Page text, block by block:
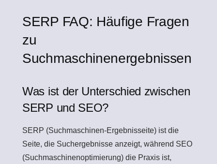
SERP FAQ: Häufige Fragen
zu
Suchmaschinenergebnissen
Was ist der Unterschied zwischen
SERP und SEO?
SERP (Suchmaschinen-Ergebnisseite) ist die
Seite, die Suchergebnisse anzeigt, während SEO
(Suchmaschinenoptimierung) die Praxis ist,